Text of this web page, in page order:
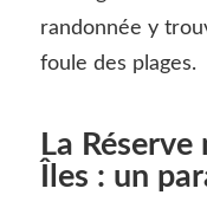
randonnée y
foule des plages.
La
Îles : un